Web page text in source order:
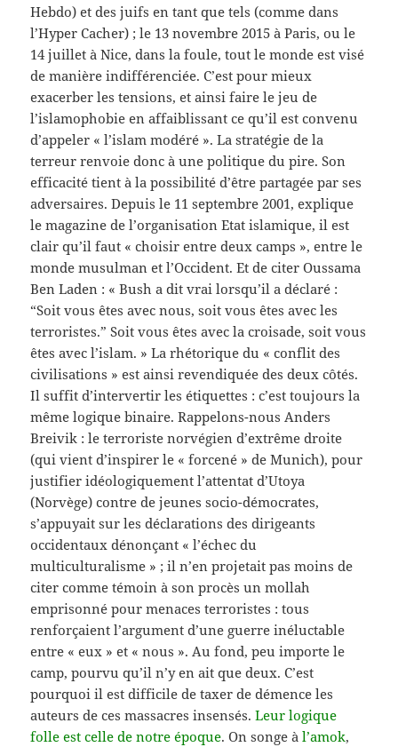
Hebdo) et des juifs en tant que tels (comme dans
l’Hyper Cacher) ; le 13 novembre 2015 à Paris, ou le
14 juillet à Nice, dans la foule, tout le monde est visé
de manière indifférenciée. C’est pour mieux
exacerber les tensions, et ainsi faire le jeu de
l’islamophobie en affaiblissant ce qu’il est convenu
d’appeler « l’islam modéré ». La stratégie de la
terreur renvoie donc à une politique du pire. Son
efficacité tient à la possibilité d’être partagée par ses
adversaires. Depuis le 11 septembre 2001, explique
le magazine de l’organisation Etat islamique, il est
clair qu’il faut « choisir entre deux camps », entre le
monde musulman et l’Occident. Et de citer Oussama
Ben Laden : « Bush a dit vrai lorsqu’il a déclaré :
“Soit vous êtes avec nous, soit vous êtes avec les
terroristes.” Soit vous êtes avec la croisade, soit vous
êtes avec l’islam. » La rhétorique du « conflit des
civilisations » est ainsi revendiquée des deux côtés.
Il suffit d’intervertir les étiquettes : c’est toujours la
même logique binaire. Rappelons-nous Anders
Breivik : le terroriste norvégien d’extrême droite
(qui vient d’inspirer le « forcené » de Munich), pour
justifier idéologiquement l’attentat d’Utoya
(Norvège) contre de jeunes socio-démocrates,
s’appuyait sur les déclarations des dirigeants
occidentaux dénonçant « l’échec du
multiculturalisme » ; il n’en projetait pas moins de
citer comme témoin à son procès un mollah
emprisonné pour menaces terroristes : tous
renforçaient l’argument d’une guerre inéluctable
entre « eux » et « nous ». Au fond, peu importe le
camp, pourvu qu’il n’y en ait que deux. C’est
pourquoi il est difficile de taxer de démence les
auteurs de ces massacres insensés.Leur logique
folle est celle de notre époque. On songe àl’amok,